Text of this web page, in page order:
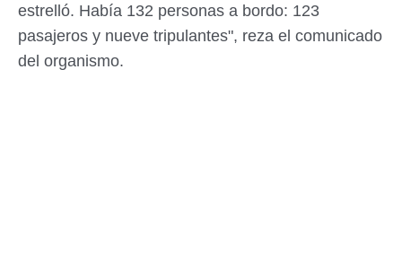
estrelló. Había 132 personas a bordo: 123
pasajeros y nueve tripulantes", reza el comunicado
del organismo.